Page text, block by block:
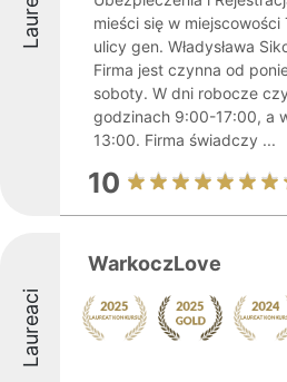
mieści się w
ulicy gen. Władysława
Firma jest czynna od
soboty. W dni robocze
godzinach 9:00-17:00, a
13:00. Firma świadczy ...
10
Laureaci
WarkoczLove